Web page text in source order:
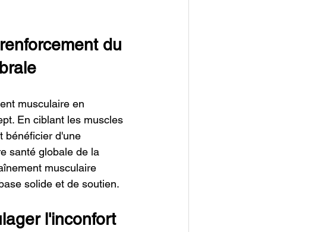
du
musculaire en
En ciblant les muscles
bénéficier d'une
santé globale de la
musculaire
solide et de soutien.
l'inconfort